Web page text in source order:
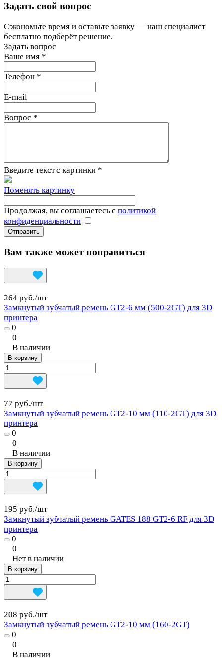
Задать свой вопрос
Сэкономьте время и оставьте заявку — наш специалист
бесплатно подберёт решение.
Задать вопрос
Ваше имя *
Телефон *
E-mail
Вопрос *
Введите текст с картинки *
Поменять картинку
Продолжая, вы соглашаетесь с политикой
конфиденциальности
Вам также может понравиться
264 руб./шт
Замкнутый зубчатый ремень GT2-6 мм (500-2GT) для 3D
принтера
0
0
В наличии
В корзину
77 руб./шт
Замкнутый зубчатый ремень GT2-10 мм (110-2GT) для 3D
принтера
0
0
В наличии
В корзину
195 руб./шт
Замкнутый зубчатый ремень GATES 188 GT2-6 RF для 3D
принтера
0
0
Нет в наличии
В корзину
208 руб./шт
Замкнутый зубчатый ремень GT2-10 мм (160-2GT)
0
0
В наличии